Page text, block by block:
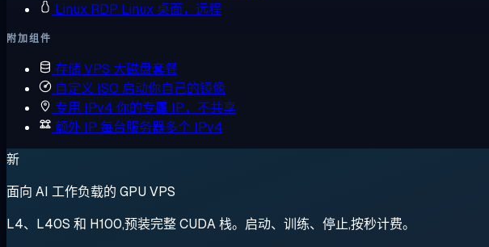
Linux RDP Linux 桌面，远程
附加组件
存储 VPS 大磁盘套餐
自定义 ISO 启动你自己的镜像
专用 IPv4 你的专属 IP，不共享
额外 IP 每台服务器多个 IPv4
新
面向 AI 工作负载的 GPU VPS
L4、L40S 和 H100,预装完整 CUDA 栈。启动、训练、停止,按秒计费。